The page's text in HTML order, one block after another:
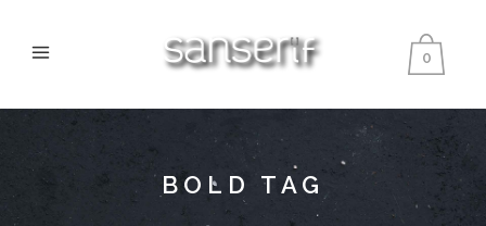
0
BOLD TAG